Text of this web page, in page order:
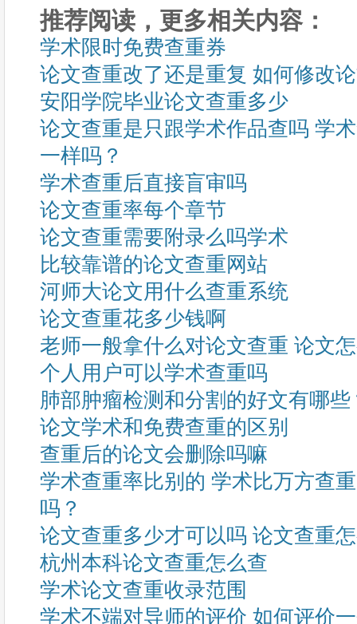
推荐阅读，更多相关内容：
学术限时免费查重券
论文查重改了还是重复 如何修改
安阳学院毕业论文查重多少
论文查重是只跟学术作品查吗 学
一样吗？
学术查重后直接盲审吗
论文查重率每个章节
论文查重需要附录么吗学术
比较靠谱的论文查重网站
河师大论文用什么查重系统
论文查重花多少钱啊
老师一般拿什么对论文查重 论文
个人用户可以学术查重吗
肺部肿瘤检测和分割的好文有哪些
论文学术和免费查重的区别
查重后的论文会删除吗嘛
学术查重率比别的 学术比万方查
吗？
论文查重多少才可以吗 论文查重
杭州本科论文查重怎么查
学术论文查重收录范围
学术不端对导师的评价 如何评价